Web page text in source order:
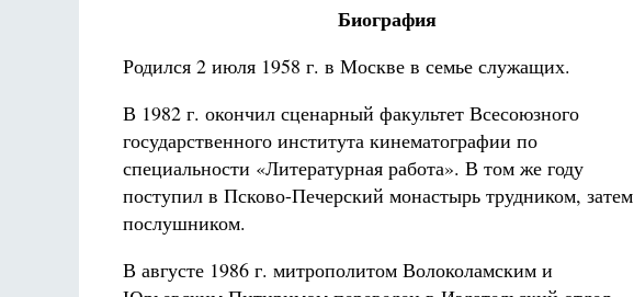
Биография
Родился 2 июля 1958 г. в Москве в семье служащих.
В 1982 г. окончил сценарный факультет Всесоюзного
государственного института кинематографии по
специальности «Литературная работа». В том же году
поступил в Псково-Печерский монастырь трудником, затем
послушником.
В августе 1986 г. митрополитом Волоколамским и